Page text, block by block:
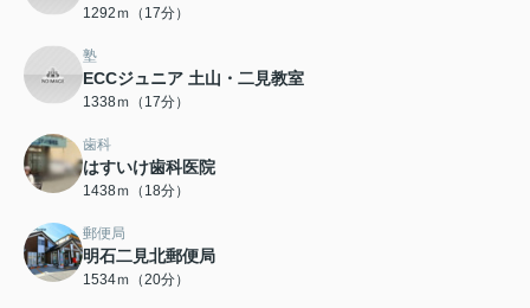
1292ｍ（17分）
塾
ECCジュニア 土山・二見教室
1338ｍ（17分）
歯科
はすいけ歯科医院
1438ｍ（18分）
郵便局
明石二見北郵便局
1534ｍ（20分）